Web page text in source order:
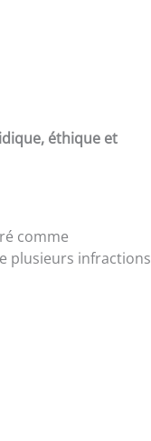
éthique et
comme
plusieurs infractions